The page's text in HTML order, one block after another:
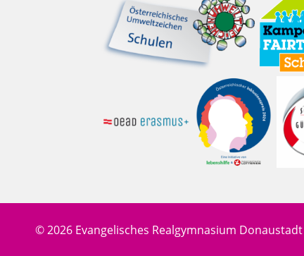
© 2026 Evangelisches Realgymnasium Donaustadt